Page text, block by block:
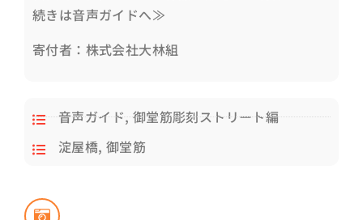
続きは音声ガイドへ≫
寄付者：株式会社大林組
音声ガイド,御堂筋彫刻ストリート編
淀屋橋,御堂筋